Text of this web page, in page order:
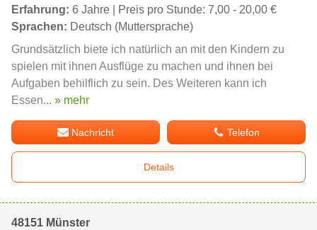
Erfahrung: 6 Jahre | Preis pro Stunde: 7,00 - 20,00 €
Sprachen: Deutsch (Muttersprache)
Grundsätzlich biete ich natürlich an mit den Kindern zu
spielen mit ihnen Ausflüge zu machen und ihnen bei
Aufgaben behilflich zu sein. Des Weiteren kann ich
Essen... » mehr
Nachricht Telefon
Details
48151 Münster